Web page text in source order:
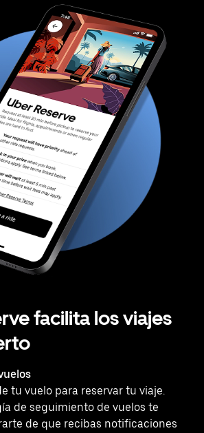
facilita los viajes
tu vuelo para reservar tu viaje.
de seguimiento de vuelos te
de que recibas notificaciones